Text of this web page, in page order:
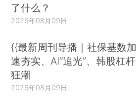
了什么？
2026年08月09日
{{最新周刊导播｜社保基数加
速夯实、AI“追光”、韩股杠杆
狂潮
2026年08月09日